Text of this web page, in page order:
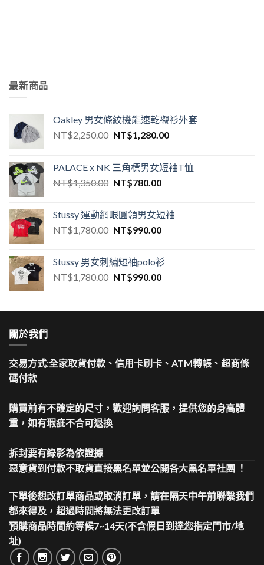
最新商品
Oakley 男女條紋機能速乾襯衫外套
NT$2,250.00 NT$1,280.00
PALACE x NK 三角標男女短袖T恤
NT$1,350.00 NT$780.00
Stussy 運動網眼圓領男女短袖
NT$1,780.00 NT$990.00
Stussy 男女刺繡短袖polo衫
NT$1,780.00 NT$990.00
關於我們
交易方式:全家取貨付款、信用卡刷卡、ATM轉帳、超商條
碼付款
購買前有不確定的尺寸，歡迎詢問客服，提供您的身高體
重，如有瑕疵不合可退換
拆封要有錄影為依證據
惡意貨到付款不取貨直接黑名單並公開各大黑名單社團 ！
下單後想改訂單商品或取消訂單，請在隔天中午前聯繫我們
都來得及，超過時間將無法更改訂單
預購商品時間約等候7~14天(不含假日到達您指定門市/地
址)